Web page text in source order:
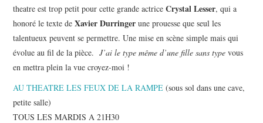
theatre est trop petit pour cette grande actriceCrystal Lesser, qui a
honoré le texte deXavier Durringer une prouesse que seul les
talentueux peuvent se permettre. Une mise en scène simple mais qui
évolue au fil de la pièce.J’ai le type même d’une fille sans type vous
en mettra plein la vue croyez-moi !
AU THEATRE LES FEUX DE LA RAMPE(sous sol dans une cave,
petite salle)
TOUS LES MARDIS A 21H30